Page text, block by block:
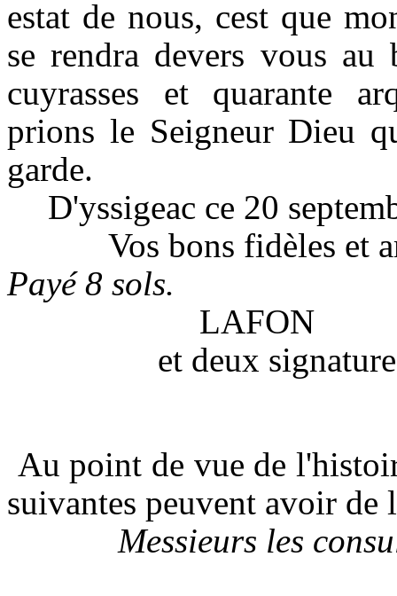
estat de nous, cest que
se rendra devers vous
cuyrasses et quarante
prions le Seigneur Dieu
garde.
D'yssigeac ce 20
Vos bons fidèles et
Payé 8 sols.
LAFON
et deux
Au point de vue de
suivantes peuvent avoir de
Messieurs les